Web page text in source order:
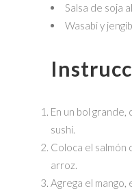
Salsa de soja
Wasabi y
En un bol
sushi.
Coloca el salmón
arroz.
Agrega el mango,